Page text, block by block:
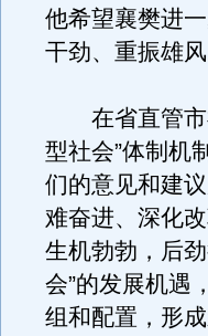
他希望襄樊进
干劲、重振雄风
在省直管市
型社会”体制机
们的意见和建
难奋进、深化
生机勃勃，后
会”的发展机遇
组和配置，形